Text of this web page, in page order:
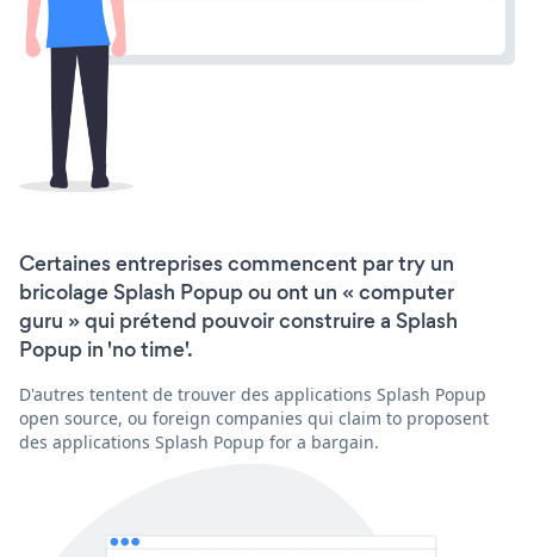
Certaines entreprises commencent par try un
bricolage Splash Popup ou ont un « computer
guru » qui prétend pouvoir construire a Splash
Popup in 'no time'.
D'autres tentent de trouver des applications Splash Popup
open source, ou foreign companies qui claim to proposent
des applications Splash Popup for a bargain.